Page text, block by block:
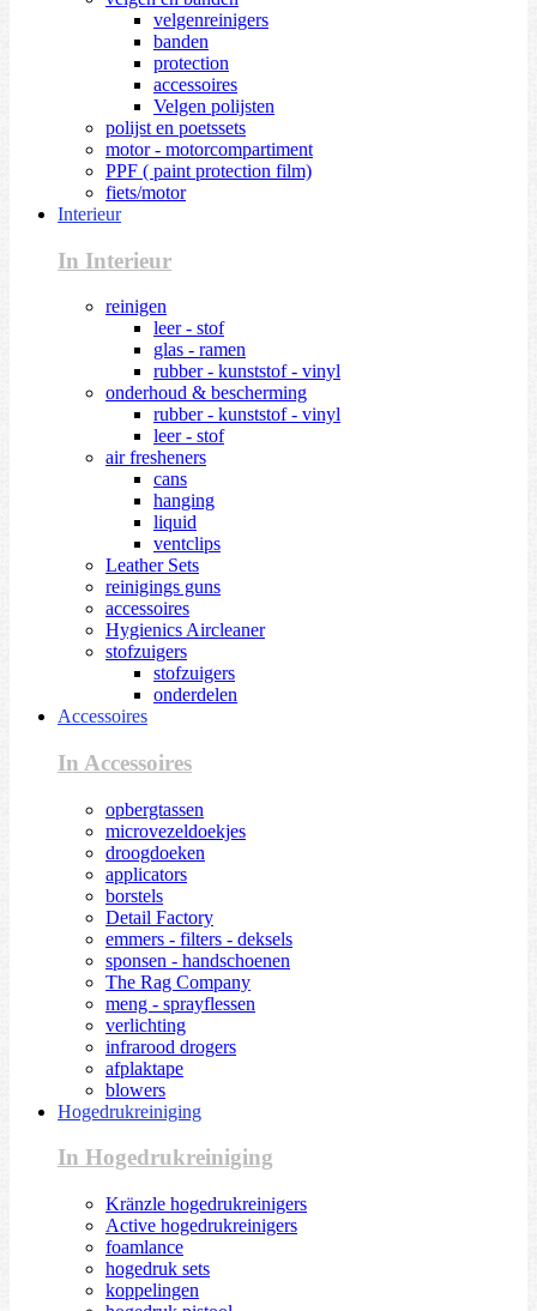
velgenreinigers
banden
protection
accessoires
Velgen polijsten
polijst en poetssets
motor - motorcompartiment
PPF ( paint protection film)
fiets/motor
Interieur
In Interieur
reinigen
leer - stof
glas - ramen
rubber - kunststof - vinyl
onderhoud & bescherming
rubber - kunststof - vinyl
leer - stof
air fresheners
cans
hanging
liquid
ventclips
Leather Sets
reinigings guns
accessoires
Hygienics Aircleaner
stofzuigers
stofzuigers
onderdelen
Accessoires
In Accessoires
opbergtassen
microvezeldoekjes
droogdoeken
applicators
borstels
Detail Factory
emmers - filters - deksels
sponsen - handschoenen
The Rag Company
meng - sprayflessen
verlichting
infrarood drogers
afplaktape
blowers
Hogedrukreiniging
In Hogedrukreiniging
Kränzle hogedrukreinigers
Active hogedrukreinigers
foamlance
hogedruk sets
koppelingen